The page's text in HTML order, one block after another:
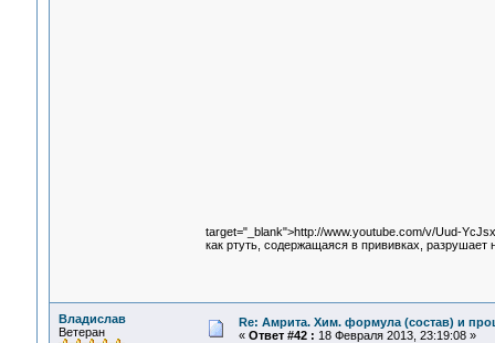
target="_blank">http://www.youtube.com/v/Uud-
как ртуть, содержащаяся в прививках, разрушает
Владислав
Ветеран
Re: Амрита. Хим. формула (состав) и
« Ответ #42 : 18 Февраля 2013, 23:19:08 »